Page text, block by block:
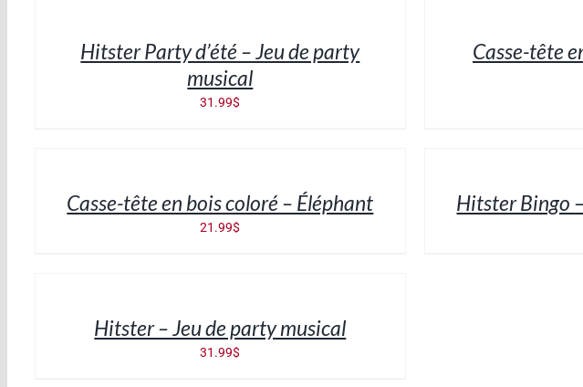
DÉTAILSHitster Party d’été – Jeu de party
musical
31.99$
Casse-tête
DÉTAILSCasse-tête en bois coloré – Éléphant
21.99$
DÉTAILSHitster Bingo
Hitster – Jeu de party musical
31.99$